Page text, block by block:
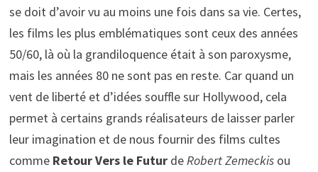
se doit d’avoir vu au moins une fois dans sa vie. Certes,
les films les plus emblématiques sont ceux des années
50/60, là où la grandiloquence était à son paroxysme,
mais les années 80 ne sont pas en reste. Car quand un
vent de liberté et d’idées souffle sur Hollywood, cela
permet à certains grands réalisateurs de laisser parler
leur imagination et de nous fournir des films cultes
comme Retour Vers le Futurde Robert Zemeckisou